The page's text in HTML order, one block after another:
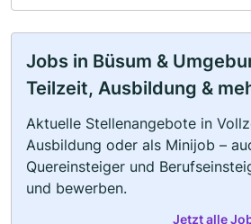
Jobs in Büsum &
Teilzeit, Ausbildung &
Aktuelle Stellenangebote in
Ausbildung oder als Minijob –
Quereinsteiger und
und bewerben.
Jetzt alle